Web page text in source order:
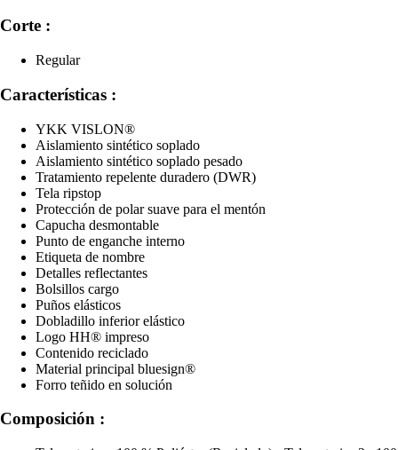
Corte :
Regular
Características :
YKK VISLON®
Aislamiento sintético soplado
Aislamiento sintético soplado pesado
Tratamiento repelente duradero (DWR)
Tela ripstop
Protección de polar suave para el mentón
Capucha desmontable
Punto de enganche interno
Etiqueta de nombre
Detalles reflectantes
Bolsillos cargo
Puños elásticos
Dobladillo inferior elástico
Logo HH® impreso
Contenido reciclado
Material principal bluesign®
Forro teñido en solución
Composición :